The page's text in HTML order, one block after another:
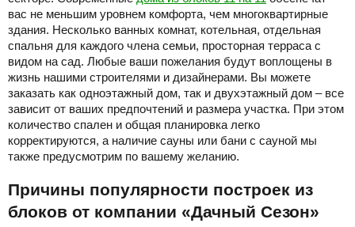
вас не меньшим уровнем комфорта, чем многоквартирные
здания. Несколько ванных комнат, котельная, отдельная
спальня для каждого члена семьи, просторная терраса с
видом на сад. Любые ваши пожелания будут воплощены в
жизнь нашими строителями и дизайнерами. Вы можете
заказать как одноэтажный дом, так и двухэтажный дом – все
зависит от ваших предпочтений и размера участка. При этом
количество спален и общая планировка легко
корректируются, а наличие сауны или бани с сауной мы
также предусмотрим по вашему желанию.
Причины популярности построек из
блоков от компании «Дачный Сезон»